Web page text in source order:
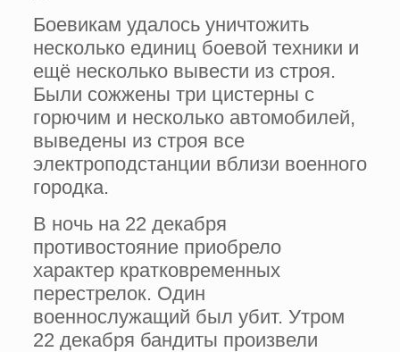
Боевикам удалось уничтожить
несколько единиц боевой техники и
ещё несколько вывести из строя.
Были сожжены три цистерны с
горючим и несколько автомобилей,
выведены из строя все
электроподстанции вблизи военного
городка.
В ночь на 22 декабря
противостояние приобрело
характер кратковременных
перестрелок. Один
военнослужащий был убит. Утром
22 декабря бандиты произвели